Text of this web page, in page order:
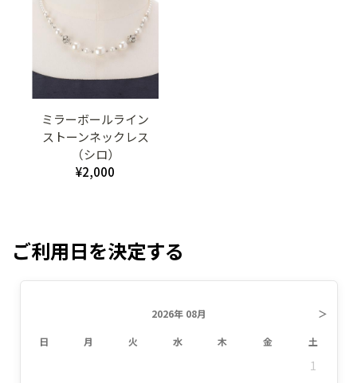
ミラーボールライン
ストーンネックレス
（シロ）
¥2,000
ご利用日を決定する
2026年 08月 ＞
日 月 火 水 木 金 土
1